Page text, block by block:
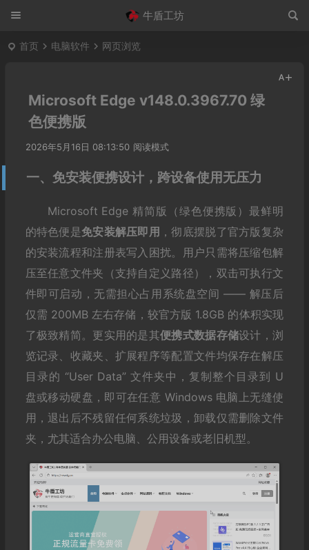
牛盾工坊
首页 电脑软件 网页浏览
Microsoft Edge v148.0.3967.70 绿
色便携版
2026年5月16日 08:13:50 阅读模式
一、免安装便携设计，跨设备使用无压力
Microsoft Edge 精简版（绿色便携版）最鲜明
的特色便是免安装解压即用 ，彻底摆脱了官方版复杂
的安装流程和注册表写入困扰。用户只需将压缩包解
压至任意文件夹（支持自定义路径），双击可执行文
件即可启动，无需担心占用系统盘空间 —— 解压后
仅需 200MB 左右存储，较官方版 1.8GB 的体积实现
了极致精简。更实用的是其便携式数据存储设计，浏
览记录、收藏夹、扩展程序等配置文件均保存在解压
目录的 “User Data” 文件夹中，复制整个目录到 U
盘或移动硬盘，即可在任意 Windows 电脑上无缝使
用，退出后不残留任何系统垃圾，卸载仅需删除文件
夹，尤其适合办公电脑、公用设备或老旧机型。